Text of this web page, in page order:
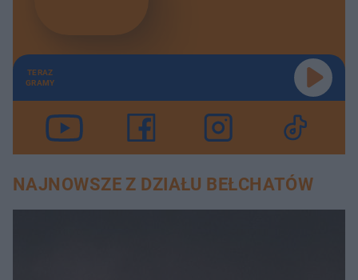
TERAZ
GRAMY
NAJNOWSZE Z DZIAŁU BEŁCHATÓW